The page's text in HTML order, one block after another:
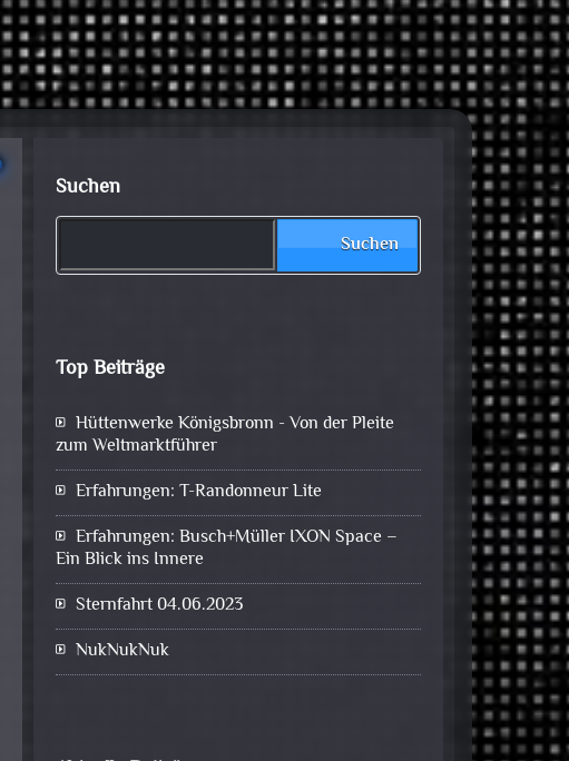
Suchen
Suchen
Top Beiträge
Hüttenwerke Königsbronn - Von der Pleite
zum Weltmarktführer
Erfahrungen: T-Randonneur Lite
Erfahrungen: Busch+Müller IXON Space –
Ein Blick ins Innere
Sternfahrt 04.06.2023
NukNukNuk